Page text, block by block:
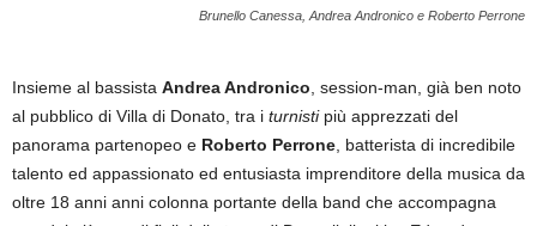
Brunello Canessa, Andrea Andronico e Roberto Perrone
Insieme al bassista Andrea Andronico , session-man, già ben noto
al pubblico di Villa di Donato, tra i turnisti più apprezzati del
panorama partenopeo e Roberto Perrone , batterista di incredibile
talento ed appassionato ed entusiasta imprenditore della musica da
oltre 18 anni anni colonna portante della band che accompagna